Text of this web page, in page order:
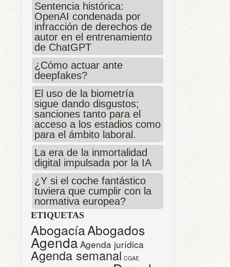
Sentencia histórica:
OpenAI condenada por
infracción de derechos de
autor en el entrenamiento
de ChatGPT
¿Cómo actuar ante
deepfakes?
El uso de la biometría
sigue dando disgustos;
sanciones tanto para el
acceso a los estadios como
para el ámbito laboral.
La era de la inmortalidad
digital impulsada por la IA
¿Y si el coche fantástico
tuviera que cumplir con la
normativa europea?
ETIQUETAS
AbogacíaAbogados
Agenda Agenda jurídica
Agenda semanal CGAE